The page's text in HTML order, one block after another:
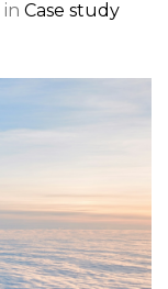
in Case study